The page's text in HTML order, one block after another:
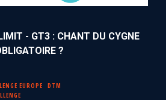
- GT3 : CHANT DU CYGNE
?
EUROPE
DTM